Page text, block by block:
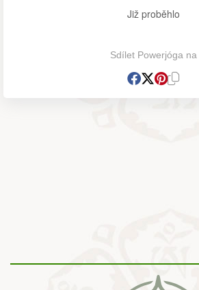
Již proběhlo
Sdílet Powerjóga na